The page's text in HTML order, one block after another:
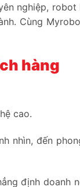
nghiệp, robot
Cùng
hàng
cao.
nhìn, đến
định doanh